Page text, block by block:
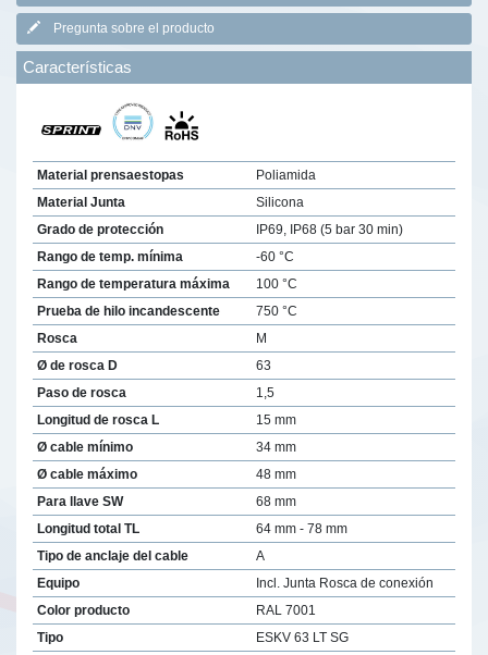
Pregunta sobre el producto
Características
Material prensaestopas
Poliamida
Material Junta
Silicona
Grado de protección
IP69, IP68 (5 bar 30 min)
Rango de temp. mínima
-60 °C
Rango de temperatura máxima
100 °C
Prueba de hilo incandescente
750 °C
Rosca
M
Ø de rosca D
63
Paso de rosca
1,5
Longitud de rosca L
15 mm
Ø cable mínimo
34 mm
Ø cable máximo
48 mm
Para llave SW
68 mm
Longitud total TL
64 mm - 78 mm
Tipo de anclaje del cable
A
Equipo
Incl. Junta Rosca de conexión
Color producto
RAL 7001
Tipo
ESKV 63 LT SG